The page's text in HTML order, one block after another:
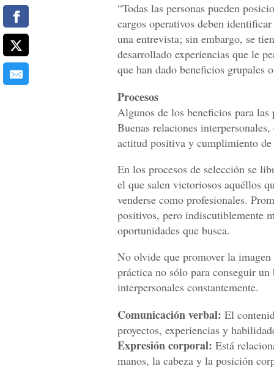
“Todas las personas pueden
cargos operativos deben
una entrevista; sin embargo, se
desarrollado experiencias que le
que han dado beneficios grupales
Procesos
Algunos de los beneficios para
Buenas relaciones
actitud positiva y cumplimiento de
En los procesos de selección se
el que salen victoriosos aquéllos
venderse como profesionales.
positivos, pero indiscutiblemente
oportunidades que busca.
No olvide que promover la
práctica no sólo para conseguir
interpersonales constantemente.
Comunicación verbal: El
proyectos, experiencias y
Expresión corporal: Está
manos, la cabeza y la posición